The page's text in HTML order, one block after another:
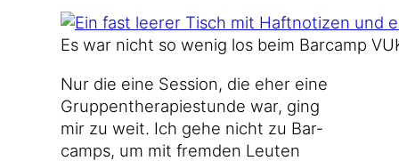
Es war nicht so wenig los beim Bar­camp
Nur die eine Ses­si­on, die eher eine
Grup­pen­the­ra­pie­stun­de war, ging
mir zu weit. Ich gehe nicht zu Bar­
camps, um mit frem­den Leu­ten